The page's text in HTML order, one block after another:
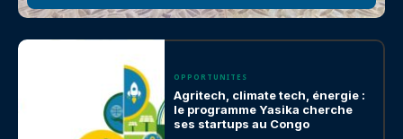
OPPORTUNITES
Agritech, climate tech, énergie :
le programme Yasika cherche
ses startups au Congo